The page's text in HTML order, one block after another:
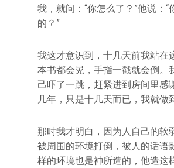
我，就问：“你怎么了？”他说：“
的？”
我这才意识到，十几天前我站在
本书都会晃，手指一戳就会倒。
己吓了一跳，赶紧进到房间里感
几年，只是十几天而已，我就做
那时我才明白，因为人自己的软
被周围的环境打倒，被人的话语
样的环境也是神所造的，他造这